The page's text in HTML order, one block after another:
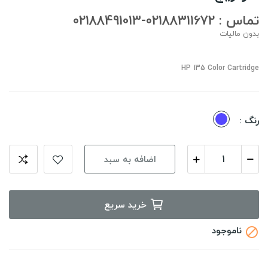
تماس : 02188311672-02188491013
بدون مالیات
HP 135 Color Cartridge
رنگ : چند
رنگ
اضافه به سبد
خرید سریع
 ناموجود